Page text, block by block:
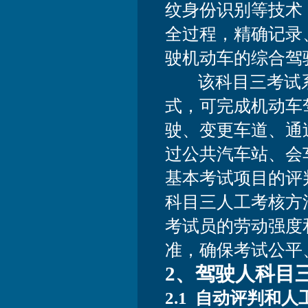
纹身份识别等技
全过程，精确记
驶机动车的综合驾
该科目三考试系
式，可完成机动
驶、变更车道、
过公共汽车站、
基本考试项目的
科目三人工考核
考试员的劳动强
准，确保考试公
2、驾驶人科目
2.1 自动评判和人